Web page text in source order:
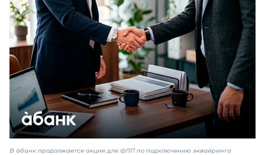
В àбанк продолжается акция для ФЛП по подключению эквайринга